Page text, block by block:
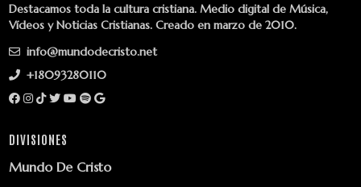
Destacamos toda la cultura cristiana. Medio digital de Música,
Vídeos y Noticias Cristianas. Creado en marzo de 2010.
info@mundodecristo.net
+18093280110
DIVISIONES
Mundo De Cristo